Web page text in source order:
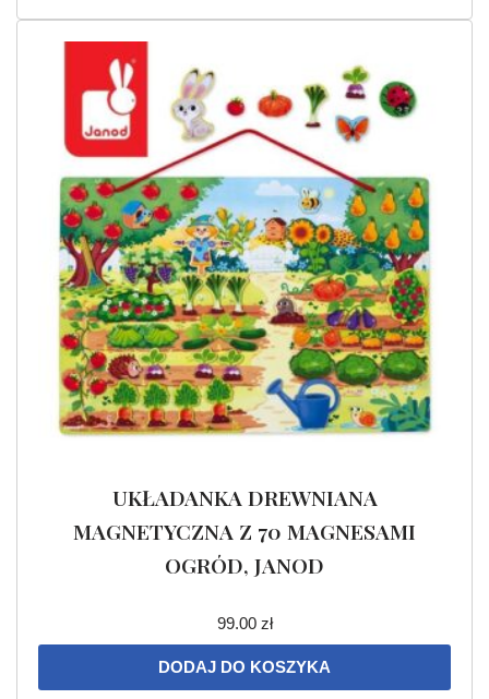
UKŁADANKA DREWNIANA
MAGNETYCZNA Z 70 MAGNESAMI
OGRÓD, JANOD
99.00 zł
DODAJ DO KOSZYKA